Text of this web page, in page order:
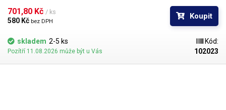
jejich opravu. Mikropájka postrádá základnovou stanici, všechna řídící
elektronika je ukryta v útrobách rukojeti a pájka je tedy snadno
součást servisního kufru. Mikropájka Kanwei 880 používá klasické hroty
řady 900-T, lze si tedy vybrat z naší široké nabídky hrotů všech tvarů pro
701,80 Kč / ks
580 Kč bez DPH
Koupit
skladem 2-5 ks
Pozítří 11.08.2026 může být u Vás
Kód:
102023